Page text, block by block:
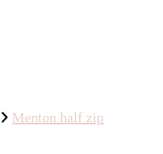
Menton half zip